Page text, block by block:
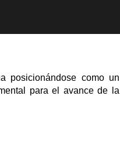
posicionándose como un
para el avance de la